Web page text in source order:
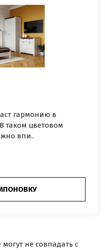
гармонию в
таком цветовом
впи..
не совпадать с